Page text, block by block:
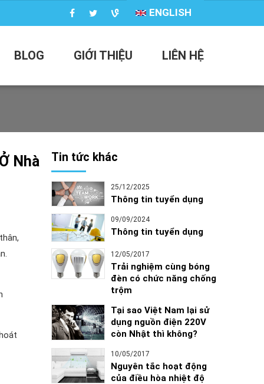
ENGLISH
BLOG GIỚI THIỆU LIÊN HỆ
Nhà
Tin tức khác
25/12/2025
Thông tin tuyển dụng
09/09/2024
Thông tin tuyển dụng
12/05/2017
Trải nghiệm cùng bóng
đèn có chức năng chống
trộm
Tại sao Việt Nam lại sử
dụng nguồn điện 220V
còn Nhật thì không?
10/05/2017
Nguyên tắc hoạt động
của điều hòa nhiệt độ